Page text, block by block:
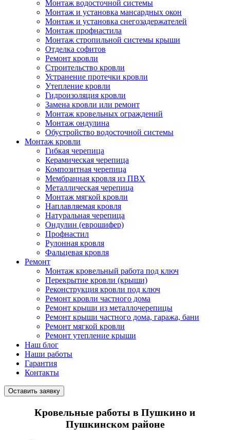
Монтаж водосточной системы
Монтаж и установка мансардных окон
Монтаж и установка снегозадержателей
Монтаж профнастила
Монтаж стропильной системы крыши
Отделка софитов
Ремонт кровли
Строительство кровли
Устранение протечки кровли
Утепление кровли
Гидроизоляция кровли
Замена кровли или ремонт
Монтаж кровельных ограждений
Монтаж ондулина
Обустройство водосточной системы
Монтаж кровли
Гибкая черепица
Керамическая черепица
Композитная черепица
Мембранная кровля из ПВХ
Металлическая черепица
Монтаж мягкой кровли
Наплавляемая кровля
Натуральная черепица
Ондулин (еврошифер)
Профнастил
Рулонная кровля
Фальцевая кровля
Ремонт
Монтаж кровельный работа под ключ
Перекрытие кровли (крыши)
Реконструкция кровли под ключ
Ремонт кровли частного дома
Ремонт крыши из металлочерепицы
Ремонт крыши частного дома, гаража, бани
Ремонт мягкой кровли
Ремонт утепление крыши
Наш блог
Наши работы
Гарантия
Контакты
Оставить заявку
Кровельные работы в Пушкино и
Пушкинском районе